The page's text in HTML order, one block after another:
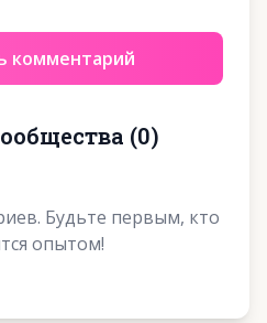
комментарий
(0)
Будьте первым, кто
опытом!